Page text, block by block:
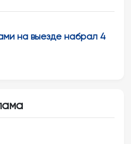
на выезде набрал 4